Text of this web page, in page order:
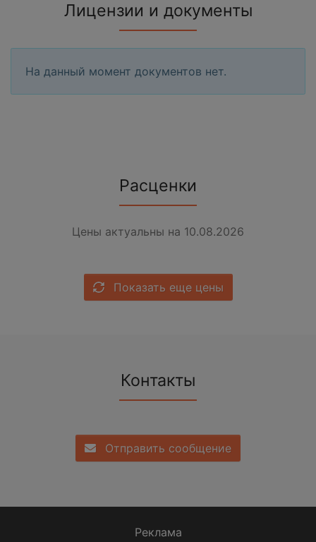
Лицензии и документы
На данный момент документов нет.
Расценки
Цены актуальны на 10.08.2026
Показать еще цены
Контакты
Отправить сообщение
Реклама